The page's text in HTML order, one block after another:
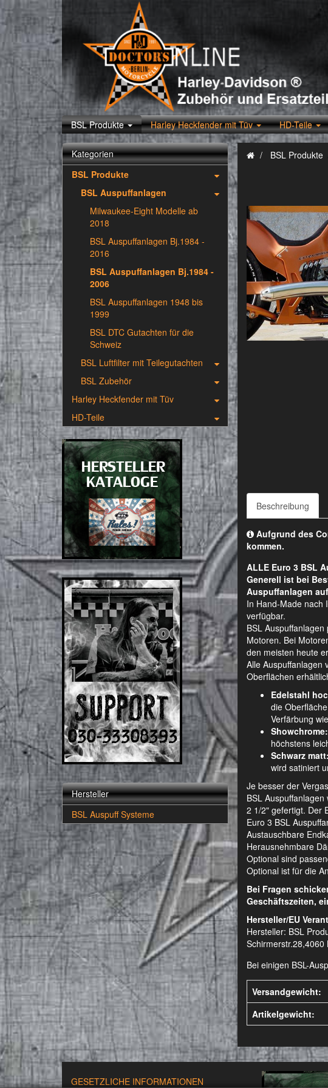
BSL Produkte Harley Heckfender mit Tüv HD-Teile
BSL Produkte
Beschreibung
Aufgrund des
kommen.
ALLE Euro 3 BSL
Generell ist bei
Auspuffanlagen
In Hand-Made nach
verfügbar.
BSL
Motoren. Bei
den meisten heute
Alle Auspuffanlagen
Oberflächen
Edelstahl
die
Verfärbung
Showchrome:
höchstens
Schwarz matt:
wird satiniert
Je besser der
BSL
2 1/2" gefertigt. Der
Euro 3 BSL
Austauschbare
Herausnehmbare
Optional sind
Optional ist für die
Bei Fragen
Geschäftszeiten,
Hersteller/EU
Hersteller: BSL
Bei einigen BSL-
Versandgewicht:
Artikelgewicht:
Kategorien
BSL Produkte
BSL Auspuffanlagen
Milwaukee-Eight Modelle ab
2018
BSL Auspuffanlagen Bj.1984 -
2016
BSL Auspuffanlagen Bj.1984 -
2006
BSL Auspuffanlagen 1948 bis
1999
BSL DTC Gutachten für die
Schweiz
BSL Luftfilter mit Teilegutachten
BSL Zubehör
Harley Heckfender mit Tüv
HD-Teile
Hersteller
BSL Auspuff Systeme
GESETZLICHE INFORMATIONEN